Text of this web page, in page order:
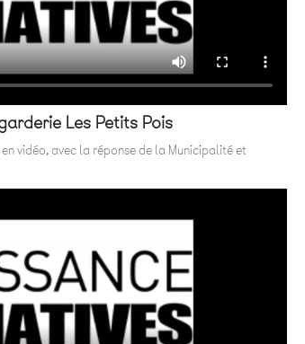
Les Petits Pois
vidéo, avec la réponse de la Municipalité et